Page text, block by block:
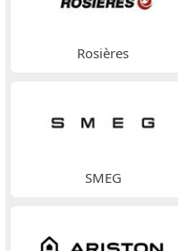
Rosières
SMEG